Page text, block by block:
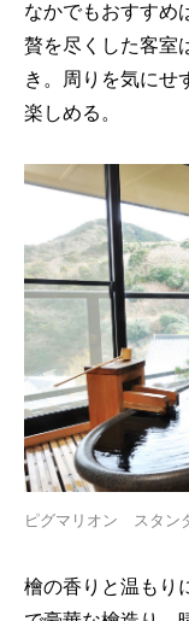
なかでもおすすめ
贅を尽くした客室
き。周りを気にせ
楽しめる。
ピグマリオン スタン
檜の香りと温もり